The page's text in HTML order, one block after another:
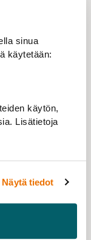
sinua
käytetään:
käytön,
Lisätietoja
Näytä tiedot